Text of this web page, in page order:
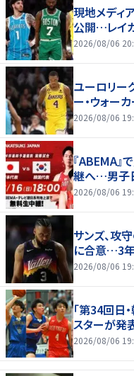
現地メディ
公開…レイ
2026/08/06
ユーロリー
ー・ウォー
2026/08/06
『ABEMA
継へ…男子
2026/08/06
サンズ、攻
に合意…3
2026/08/06
「第34回日
スターが発
2026/08/06